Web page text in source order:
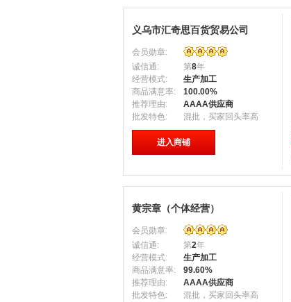
义乌市汇奇思百货贸易公司
会员勋章:
诚信通:
第8年
经营模式:
生产加工
商品满意率:
100.00%
推荐理由:
AAAA供应商
批发特色:
混批，买家回头率高
进入商铺
黄宗章（个体经营）
会员勋章:
诚信通:
第2年
经营模式:
生产加工
商品满意率:
99.60%
推荐理由:
AAAA供应商
批发特色:
混批，买家回头率高